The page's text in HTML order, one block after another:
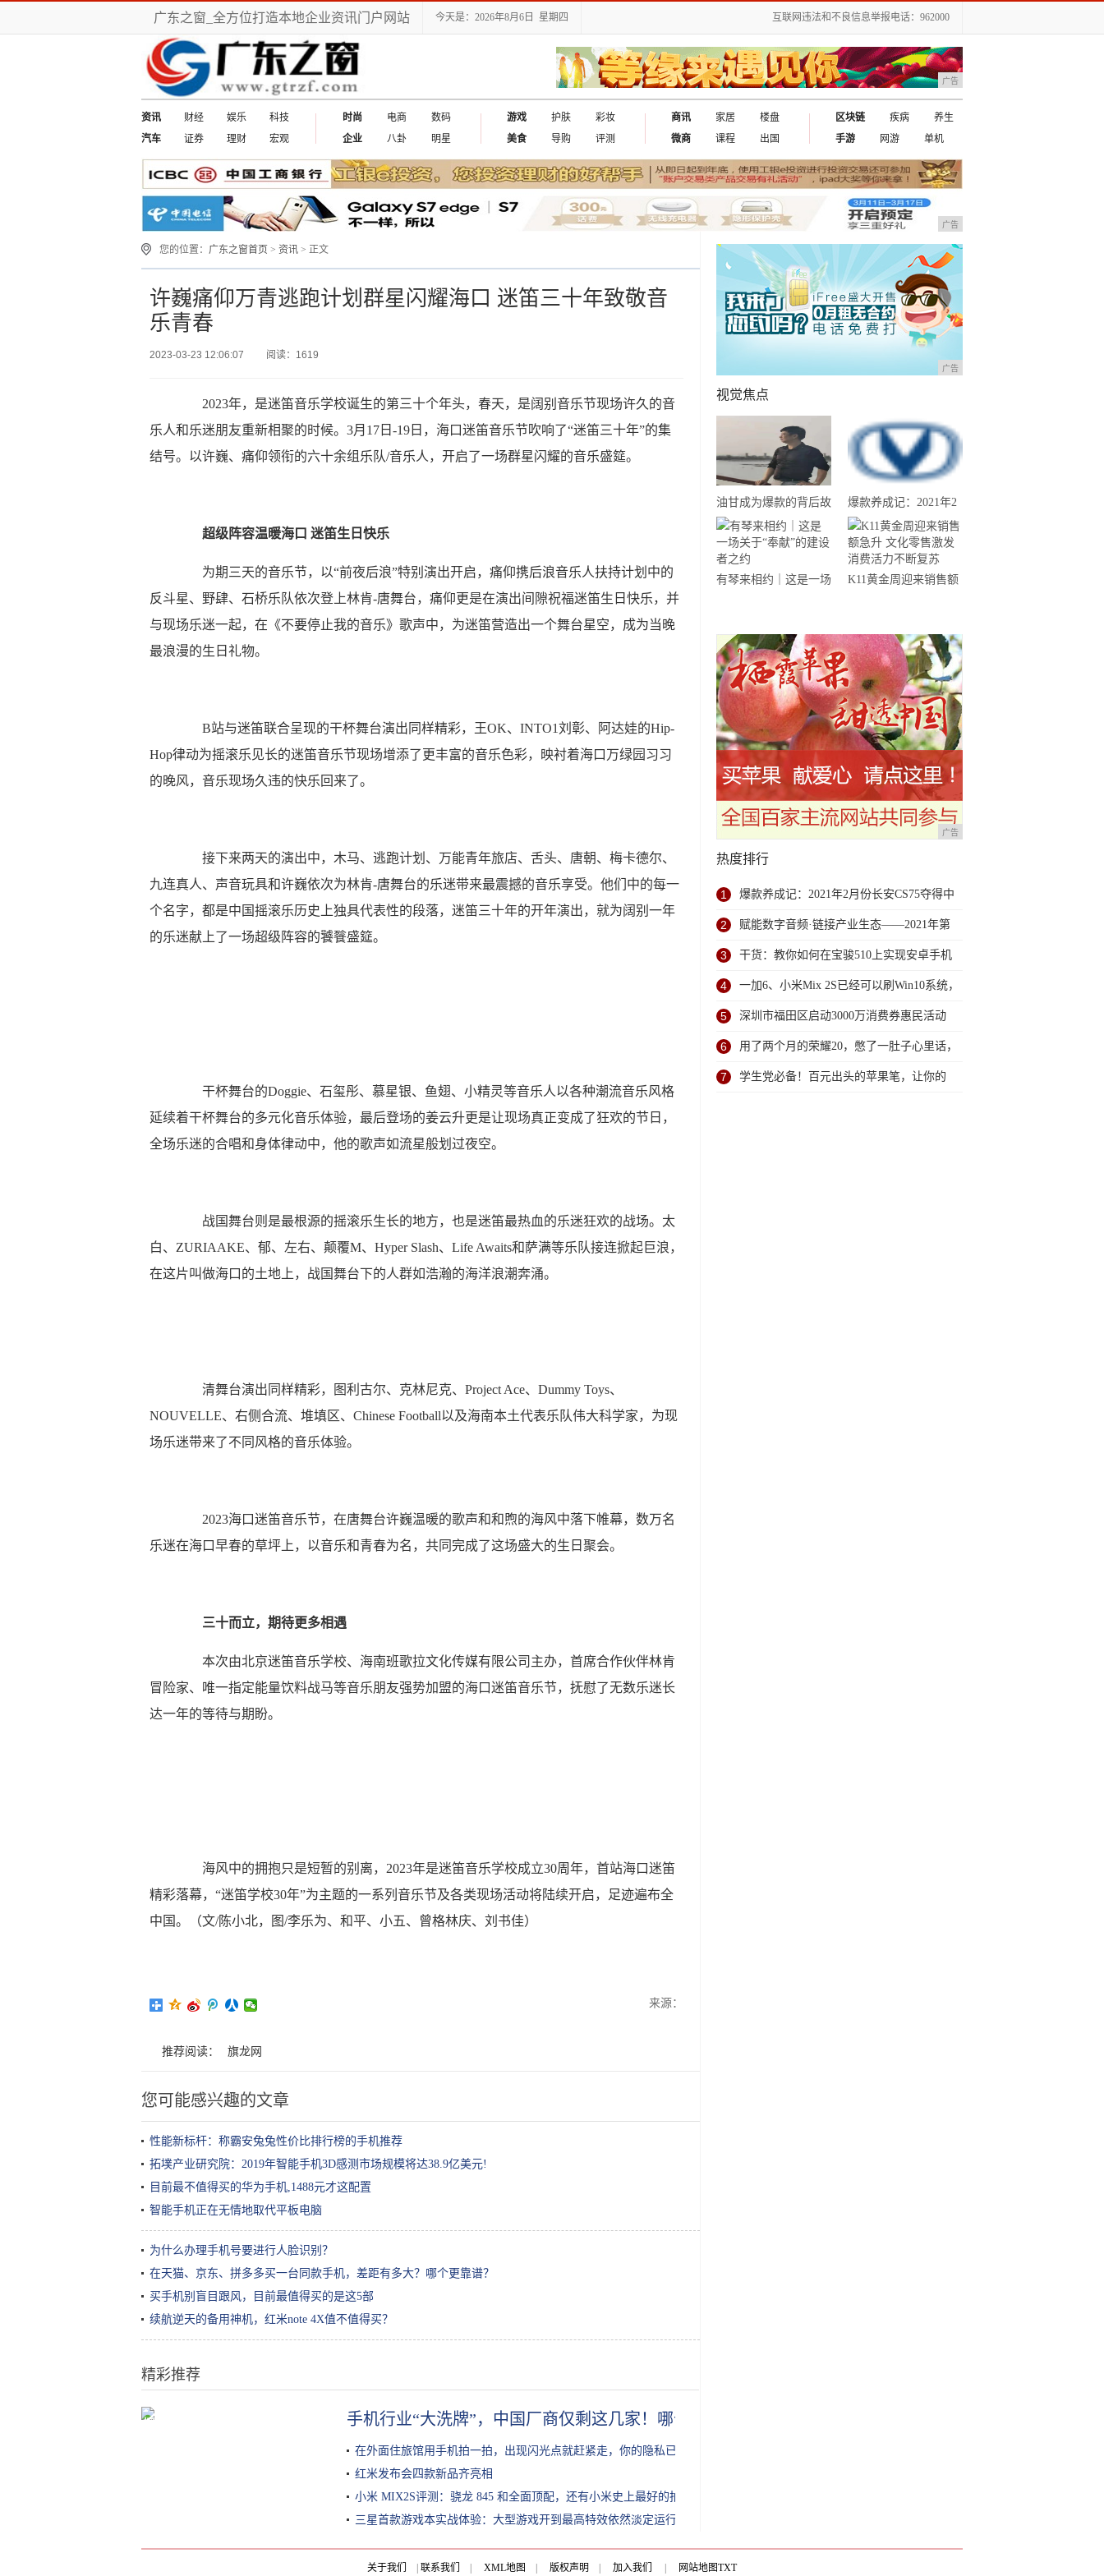
广东之窗_全方位打造本地企业资讯门户网站 今天是：2026年8月6日 星期四 互联网违法和不良信息举报电话：962000
广告
资讯 财经 娱乐
科技
汽车
证券 理财 宏观
时尚 电商
数码
企业
八卦 明星
游戏 护肤
彩妆
美食
导购 评测
商讯 家居
楼盘
微商
课程 出国
区块链 疾病
养生
手游
网游 单机
广告
您的位置： 广东之窗首页 > 资讯 > 正文
许巍痛仰万青逃跑计划群星闪耀海口 迷笛三十年致敬音
乐青春
2023-03-23 12:06:07 阅读：1619
2023年，是迷笛音乐学校诞生的第三十个年头，春天，是阔别音乐节现场许久的音
乐人和乐迷朋友重新相聚的时候。3月17日-19日，海口迷笛音乐节吹响了“迷笛三十年”的集
结号。以许巍、痛仰领衔的六十余组乐队/音乐人，开启了一场群星闪耀的音乐盛筵。
超级阵容温暖海口 迷笛生日快乐
为期三天的音乐节，以“前夜后浪”特别演出开启，痛仰携后浪音乐人扶持计划中的
反斗星、野肆、石桥乐队依次登上林肯-唐舞台，痛仰更是在演出间隙祝福迷笛生日快乐，并
与现场乐迷一起，在《不要停止我的音乐》歌声中，为迷笛营造出一个舞台星空，成为当晚
最浪漫的生日礼物。
B站与迷笛联合呈现的干杯舞台演出同样精彩，王OK、INTO1刘彰、阿达娃的Hip-
Hop律动为摇滚乐见长的迷笛音乐节现场增添了更丰富的音乐色彩，映衬着海口万绿园习习
的晚风，音乐现场久违的快乐回来了。
接下来两天的演出中，木马、逃跑计划、万能青年旅店、舌头、唐朝、梅卡德尔、
九连真人、声音玩具和许巍依次为林肯-唐舞台的乐迷带来最震撼的音乐享受。他们中的每一
个名字，都是中国摇滚乐历史上独具代表性的段落，迷笛三十年的开年演出，就为阔别一年
的乐迷献上了一场超级阵容的饕餮盛筵。
干杯舞台的Doggie、石玺彤、慕星银、鱼翅、小精灵等音乐人以各种潮流音乐风格
延续着干杯舞台的多元化音乐体验，最后登场的姜云升更是让现场真正变成了狂欢的节日，
全场乐迷的合唱和身体律动中，他的歌声如流星般划过夜空。
战国舞台则是最根源的摇滚乐生长的地方，也是迷笛最热血的乐迷狂欢的战场。太
白、ZURIAAKE、郁、左右、颠覆M、Hyper Slash、Life Awaits和萨满等乐队接连掀起巨浪，
在这片叫做海口的土地上，战国舞台下的人群如浩瀚的海洋浪潮奔涌。
清舞台演出同样精彩，图利古尔、克林尼克、Project Ace、Dummy Toys、
NOUVELLE、右侧合流、堆填区、Chinese Football以及海南本土代表乐队伟大科学家，为现
场乐迷带来了不同风格的音乐体验。
2023海口迷笛音乐节，在唐舞台许巍温暖的歌声和和煦的海风中落下帷幕，数万名
乐迷在海口早春的草坪上，以音乐和青春为名，共同完成了这场盛大的生日聚会。
三十而立，期待更多相遇
本次由北京迷笛音乐学校、海南班歌拉文化传媒有限公司主办，首席合作伙伴林肯
冒险家、唯一指定能量饮料战马等音乐朋友强势加盟的海口迷笛音乐节，抚慰了无数乐迷长
达一年的等待与期盼。
海风中的拥抱只是短暂的别离，2023年是迷笛音乐学校成立30周年，首站海口迷笛
精彩落幕，“迷笛学校30年”为主题的一系列音乐节及各类现场活动将陆续开启，足迹遍布全
中国。（文/陈小北，图/李乐为、和平、小五、曾格林庆、刘书佳）
来源：
推荐阅读： 旗龙网
您可能感兴趣的文章
性能新标杆：称霸安兔兔性价比排行榜的手机推荐
拓墣产业研究院：2019年智能手机3D感测市场规模将达38.9亿美元!
目前最不值得买的华为手机,1488元才这配置
智能手机正在无情地取代平板电脑
为什么办理手机号要进行人脸识别？
在天猫、京东、拼多多买一台同款手机，差距有多大？哪个更靠谱？
买手机别盲目跟风，目前最值得买的是这5部
续航逆天的备用神机，红米note 4X值不值得买？
精彩推荐
探访上海“苹果工厂”| 最近天天加班
手机行业“大洗牌”，中国厂商仅剩这几家！哪个品牌最好用？
在外面住旅馆用手机拍一拍，出现闪光点就赶紧走，你的隐私已泄露!
红米发布会四款新品齐亮相
小米 MIX2S评测：骁龙 845 和全面顶配，还有小米史上最好的拍照!
三星首款游戏本实战体验：大型游戏开到最高特效依然淡定运行!
广告
视觉焦点
油甘成为爆款的背后故
事---汕尾南果农业带
你来揭晓
爆款养成记：2021年2
月份长安CS75夺得中
国SUV销量冠军
有琴来相约｜这是一场
K11黄金周迎来销售额
广告
热度排行
1 爆款养成记：2021年2月份长安CS75夺得中
国SUV销量冠军
2 赋能数字音频·链接产业生态——2021年第
三届深圳国际数字音频产业展6月深圳盛大
开幕
3 干货：教你如何在宝骏510上实现安卓手机
互联及映射的教程
4 一加6、小米Mix 2S已经可以刷Win10系统，
网友：安卓提不动刀了？
5 深圳市福田区启动3000万消费券惠民活动
6 用了两个月的荣耀20，憋了一肚子心里话，
今天终于一吐为快
7 学生党必备！百元出头的苹果笔，让你的
关于我们 联系我们 XML地图 版权声明 加入我们 网站地图TXT